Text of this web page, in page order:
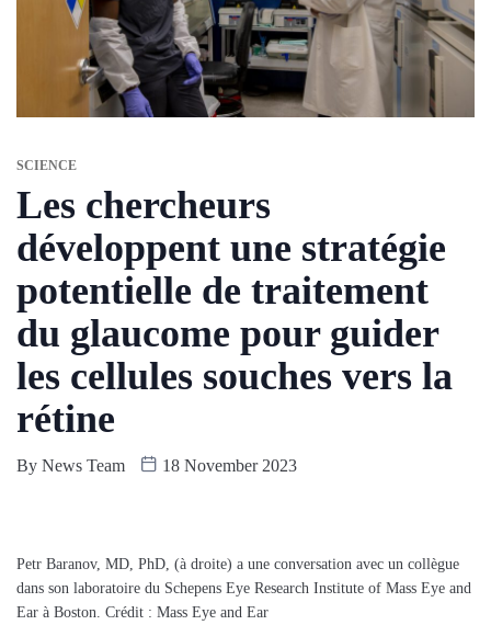
SCIENCE
Les chercheurs
développent une stratégie
potentielle de traitement
du glaucome pour guider
les cellules souches vers la
rétine
By News Team 18 November 2023
Petr Baranov, MD, PhD, (à droite) a une conversation avec un collègue
dans son laboratoire du Schepens Eye Research Institute of Mass Eye and
Ear à Boston. Crédit : Mass Eye and Ear